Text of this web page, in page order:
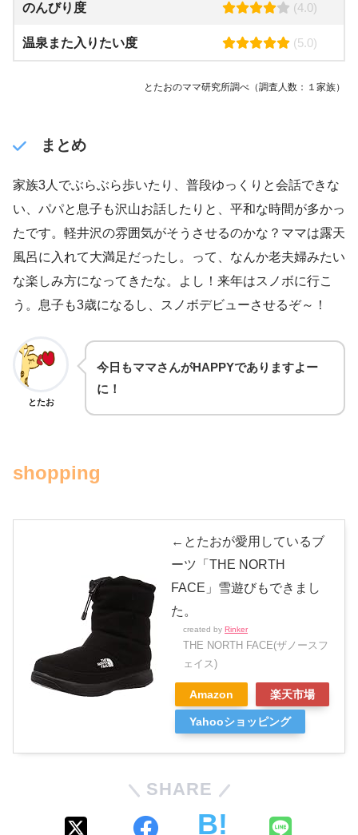
のんびり度 (4.0)
温泉また入りたい度 (5.0)
とたおのママ研究所調べ（調査人数：１家族）
まとめ
家族3人でぶらぶら歩いたり、普段ゆっくりと会話できな
い、パパと息子も沢山お話したりと、平和な時間が多かっ
たです。軽井沢の雰囲気がそうさせるのかな？ママは露天
風呂に入れて大満足だったし。って、なんか老夫婦みたい
な楽しみ方になってきたな。よし！来年はスノボに行こ
う。息子も3歳になるし、スノボデビューさせるぞ～！
とたお
今日もママさんがHAPPYでありますよー
に！
shopping
←とたおが愛用しているブ
ーツ「THE NORTH
FACE」雪遊びもできまし
た。
created by Rinker
THE NORTH FACE(ザノースフ
ェイス)
Amazon 楽天市場
Yahooショッピング
SHARE